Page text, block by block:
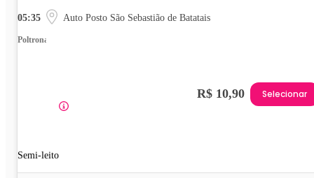
05:35 Auto Posto São Sebastião de Batatais
Poltrona
Semi-leito
R$ 10,90 Selecionar